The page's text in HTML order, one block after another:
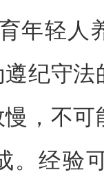
年轻
纪守
，不
。经验